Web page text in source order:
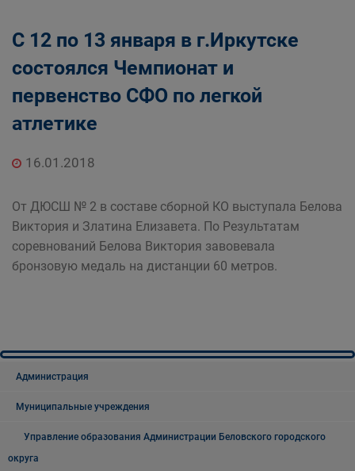
округа
Муниципальные учреждения
Управление молодёжной политики,
Беловского городского округа
С 12 по 13 января в г.Иркутске
состоялся Чемпионат и
первенство СФО по легкой
атлетике
16.01.2018
От ДЮСШ № 2 в составе сборной КО выступала Белова
Виктория и Златина Елизавета. По Результатам
соревнований Белова Виктория завовевала
бронзовую медаль на дистанции 60 метров.
Администрация
Муниципальные учреждения
Управление образования Администрации Беловского городского
округа